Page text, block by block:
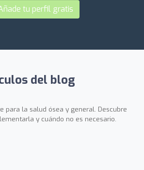
tu perfil gratis
del blog
para la salud ósea y general. Descubre
y cuándo no es necesario.